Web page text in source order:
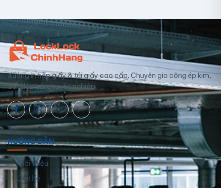
Xưởng in hộp giấy & túi giấy cao cấp. Chuyên gia công ép kim,
UV, dập nổi chuyên nghiệp.
HƯỚNG DẪN
Giới thiệu
Liên hệ